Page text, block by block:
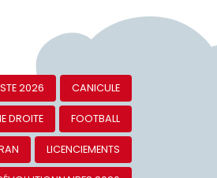
2026 CANICULE
DROITE FOOTBALL
LICENCIEMENTS